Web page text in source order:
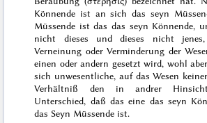
Könnende ist an sich das seyn
Müssende ist das das seyn Könnende,
nicht dieses und dieses nicht
Verneinung oder Verminderung der
einen oder andern gesetzt wird, wohl
sich unwesentliche, auf das Wesen
Verhältniß den in andrer Hinsicht
Unterschied, daß das eine das seyn
das Seyn Müssende ist.